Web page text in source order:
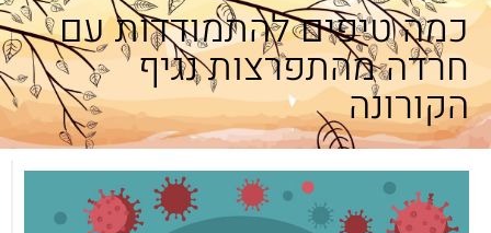
כמה טיפים להתמודדות עם
חרדה מהתפרצות נגיף
הקורונה